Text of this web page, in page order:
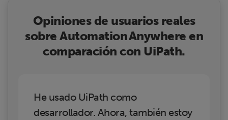
Opiniones de usuarios reales
sobre Automation Anywhere en
comparación con UiPath.
He usado UiPath como
desarrollador. Ahora, también estoy